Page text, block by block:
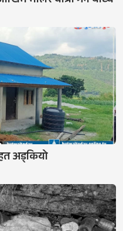
अड्कियो